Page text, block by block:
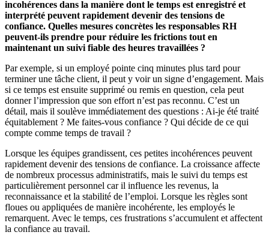
incohérences dans la manière dont le temps est enregistré et
interprété peuvent rapidement devenir des tensions de
confiance. Quelles mesures concrètes les responsables RH
peuvent-ils prendre pour réduire les frictions tout en
maintenant un suivi fiable des heures travaillées ?
Par exemple, si un employé pointe cinq minutes plus tard pour
terminer une tâche client, il peut y voir un signe d’engagement. Mais
si ce temps est ensuite supprimé ou remis en question, cela peut
donner l’impression que son effort n’est pas reconnu. C’est un
détail, mais il soulève immédiatement des questions : Ai-je été traité
équitablement ? Me faites-vous confiance ? Qui décide de ce qui
compte comme temps de travail ?
Lorsque les équipes grandissent, ces petites incohérences peuvent
rapidement devenir des tensions de confiance. La croissance affecte
de nombreux processus administratifs, mais le suivi du temps est
particulièrement personnel car il influence les revenus, la
reconnaissance et la stabilité de l’emploi. Lorsque les règles sont
floues ou appliquées de manière incohérente, les employés le
remarquent. Avec le temps, ces frustrations s’accumulent et affectent
la confiance au travail.